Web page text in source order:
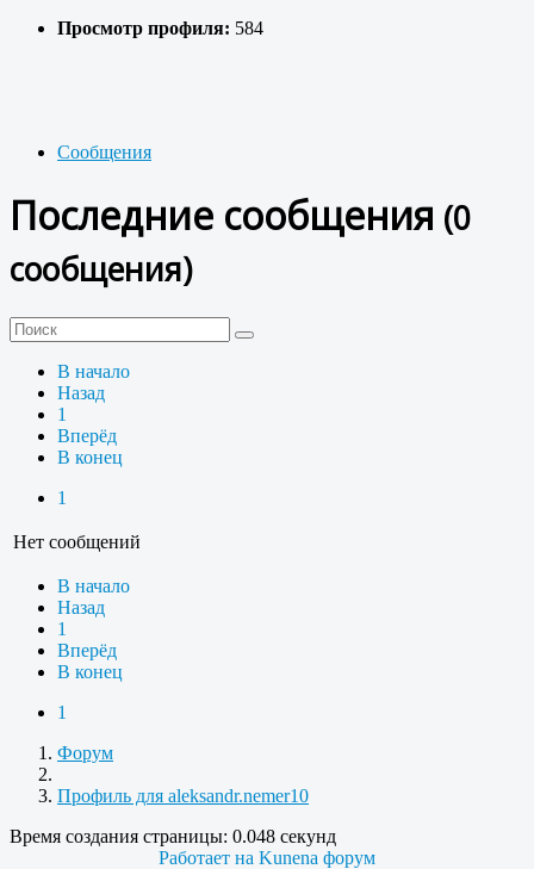
Просмотр профиля: 584
Сообщения
Последние сообщения (0
сообщения)
В начало
Назад
1
Вперёд
В конец
1
Нет сообщений
В начало
Назад
1
Вперёд
В конец
1
Форум
Профиль для aleksandr.nemer10
Время создания страницы: 0.048 секунд
Работает на Kunena форум